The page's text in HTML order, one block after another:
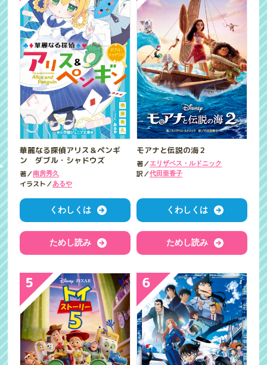
華麗なる探偵アリス＆ペンギ
ン ダブル・シャドウズ
著／南房秀久
イラスト／あるや
くわしくは
ためし読み
モアナと伝説の海２
著／エリザベス・ルドニック
訳／代田亜香子
くわしくは
ためし読み